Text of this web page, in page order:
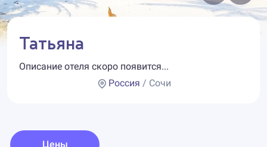
Татьяна
Описание отеля скоро появится...
Россия / Сочи
Цены